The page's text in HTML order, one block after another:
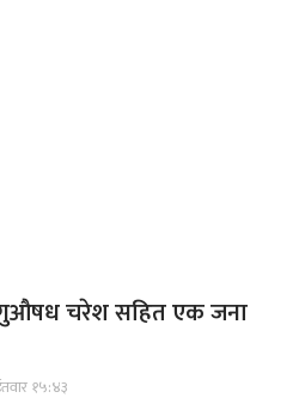
चरेश सहित एक जना
१५:४३